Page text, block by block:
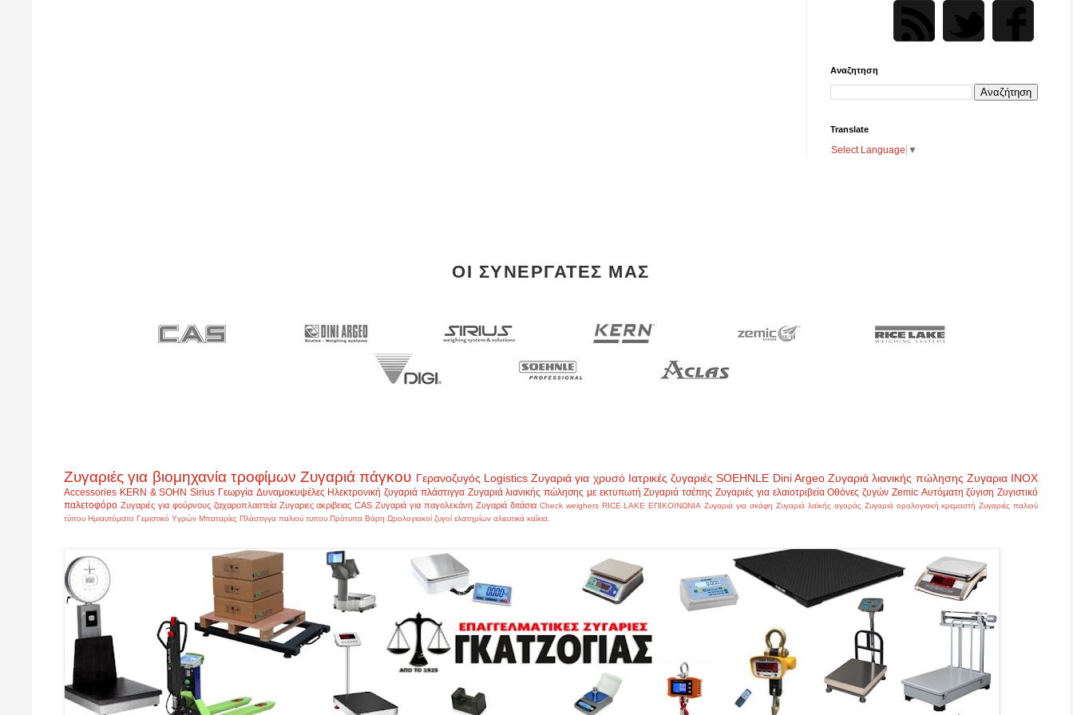
Αναζητηση
Translate
Select Language ▼
ΟΙ ΣΥΝΕΡΓΑΤΕΣ ΜΑΣ
Ζυγαριές για βιομηχανία τροφίμων Ζυγαριά πάγκου Γερανοζυγός Logistics Ζυγαριά για χρυσό Ιατρικές ζυγαριές SOEHNLE Dini Argeo Ζυγαριά λιανικής πώλησης Ζυγαρια INOX
Accessories KERN & SOHN Sirius Γεωργία Δυναμοκυψέλες Ηλεκτρονική ζυγαριά πλάστιγγα Ζυγαριά λιανικής πώλησης με εκτυπωτή Ζυγαριά τσέπης Ζυγαριές για ελαιοτριβεία Οθόνες ζυγών Zemic Αυτόματη ζύγιση Ζυγιστικό
παλετοφόρο Ζυγαριές για φούρνους ζαχαροπλαστεία Ζυγαριες ακριβειας CAS Ζυγαριά για παγολεκάνη Ζυγαριά διτάσια Check weighers RICE LAKE ΕΠΙΚΟΙΝΩΝΙΑ Ζυγαριά για σκάφη Ζυγαριά λαϊκής αγοράς Ζυγαριά ορολογιακή κρεμαστή Ζυγαριές παλιού
τύπου Ημιαυτόματο Γεμιστικό Υγρών Μπαταρίες Πλάστιγγα παλιού τυπου Πρότυπα Βάρη Ωρολογιακοί ζυγοί ελατηρίων αλιευτικά καΐκια.